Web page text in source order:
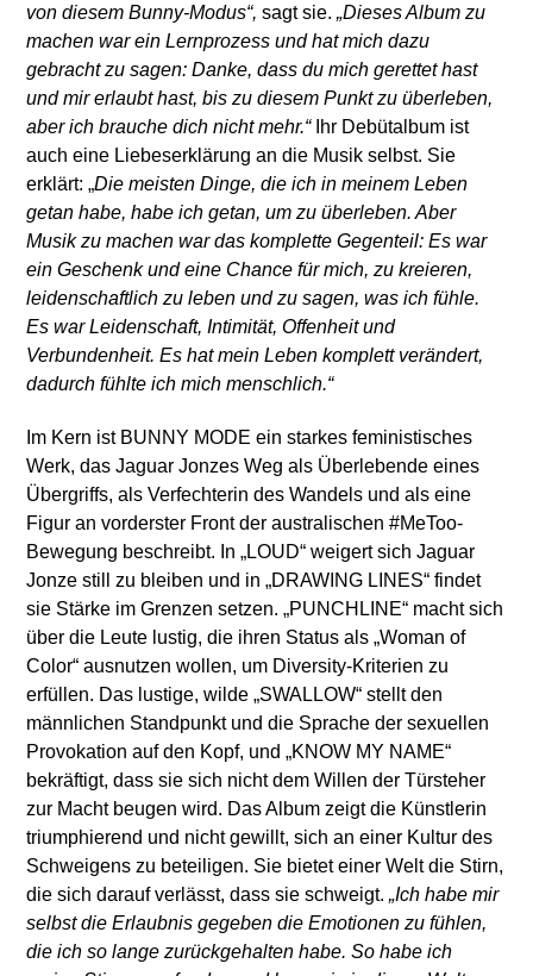
von diesem Bunny-Modus“, sagt sie.„Dieses Album zu
machen war ein Lernprozess und hat mich dazu
gebracht zu sagen: Danke, dass du mich gerettet hast
und mir erlaubt hast, bis zu diesem Punkt zu überleben,
aber ich brauche dich nicht mehr.“Ihr Debütalbum ist
auch eine Liebeserklärung an die Musik selbst. Sie
erklärt: „Die meisten Dinge, die ich in meinem Leben
getan habe, habe ich getan, um zu überleben. Aber
Musik zu machen war das komplette Gegenteil: Es war
ein Geschenk und eine Chance für mich, zu kreieren,
leidenschaftlich zu leben und zu sagen, was ich fühle.
Es war Leidenschaft, Intimität, Offenheit und
Verbundenheit. Es hat mein Leben komplett verändert,
dadurch fühlte ich mich menschlich.“
Im Kern ist BUNNY MODE ein starkes feministisches
Werk, das Jaguar Jonzes Weg als Überlebende eines
Übergriffs, als Verfechterin des Wandels und als eine
Figur an vorderster Front der australischen #MeToo-
Bewegung beschreibt. In „LOUD“ weigert sich Jaguar
Jonze still zu bleiben und in „DRAWING LINES“ findet
sie Stärke im Grenzen setzen. „PUNCHLINE“ macht sich
über die Leute lustig, die ihren Status als „Woman of
Color“ ausnutzen wollen, um Diversity-Kriterien zu
erfüllen. Das lustige, wilde „SWALLOW“ stellt den
männlichen Standpunkt und die Sprache der sexuellen
Provokation auf den Kopf, und „KNOW MY NAME“
bekräftigt, dass sie sich nicht dem Willen der Türsteher
zur Macht beugen wird. Das Album zeigt die Künstlerin
triumphierend und nicht gewillt, sich an einer Kultur des
Schweigens zu beteiligen. Sie bietet einer Welt die Stirn,
die sich darauf verlässt, dass sie schweigt.„Ich habe mir
selbst die Erlaubnis gegeben die Emotionen zu fühlen,
die ich so lange zurückgehalten habe. So habe ich